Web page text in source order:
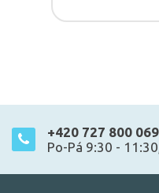
+420 727 800 069
Po-Pá 9:30 -